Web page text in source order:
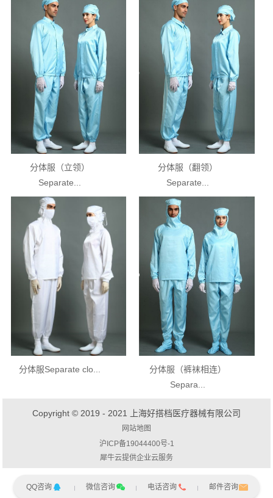
分体服（立领）
Separate...
分体服（翻领）
Separate...
分体服Separate clo...
分体服（裤袜相连）
Separa...
Copyright © 2019 - 2021 上海好搭档医疗器械有限公司
网站地图
沪ICP备19044400号-1
犀牛云提供企业云服务
QQ咨询 微信咨询 电话咨询 邮件咨询